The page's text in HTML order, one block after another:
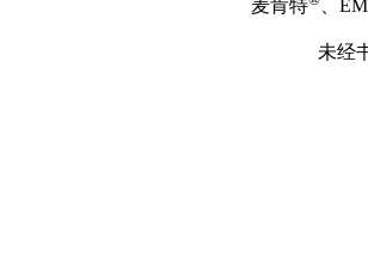
麦肯特 、
未经